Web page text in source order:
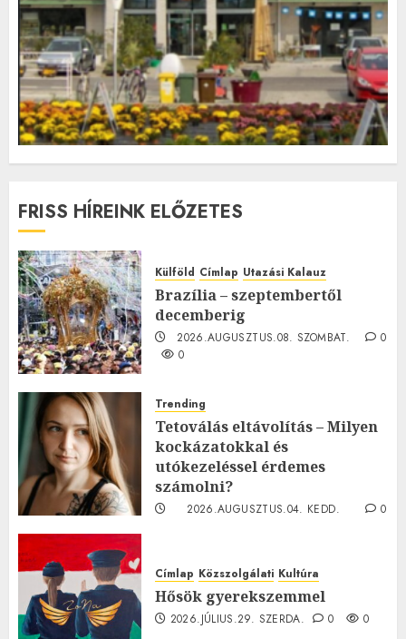
FRISS HÍREINK ELŐZETES
Külföld Címlap Utazási Kalauz
Brazília – szeptembertől
decemberig
2026.AUGUSZTUS.08. SZOMBAT.
0
0
Trending
Tetoválás eltávolítás – Milyen
kockázatokkal és
utókezeléssel érdemes
számolni?
2026.AUGUSZTUS.04. KEDD.
0
Címlap Közszolgálati Kultúra
Hősök gyerekszemmel
2026.JÚLIUS.29. SZERDA. 0 0